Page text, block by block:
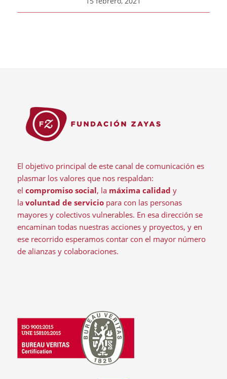
El objetivo principal de este canal de comunicación es
plasmar los valores que nos respaldan:
el compromiso social, la máxima calidad y
la voluntad de serviciopara con las personas
mayores y colectivos vulnerables. En esa dirección se
encaminan todas nuestras acciones y proyectos, y en
ese recorrido esperamos contar con el mayor número
de alianzas y colaboraciones.